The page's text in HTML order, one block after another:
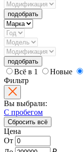
подобрать
подобрать
Всё в 1 Новые
Фильтр
Вы выбрали:
С пробегом
Сбросить всё
Цена
От